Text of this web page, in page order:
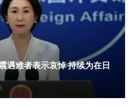
遇难者表示哀悼 持续为在日